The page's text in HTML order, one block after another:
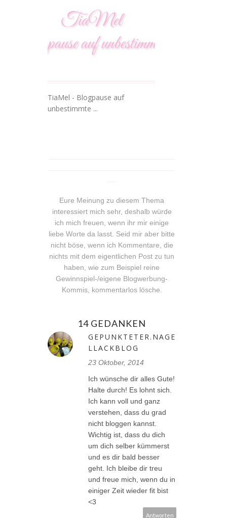
TiaMel - Blogpause auf
unbestimmte ...
Eure Meinung zu diesem Thema
interessiert mich sehr, deshalb würde
ich mich freuen, wenn ihr mir einige
liebe Worte da lasst. Seid mir aber bitte
nicht böse, wenn ich Kommentare, die
nichts mit dem eigentlichen Post zu tun
haben, wie zum Beispiel reine
Gewinnspiel-/eigene Blogwerbung-
Kommis, kommentarlos lösche.
14 GEDANKEN
GEPUNKTETER.NAGE
LLACKBLOG
23 Oktober, 2014
Ich wünsche dir alles Gute!
Halte durch! Es lohnt sich.
Ich kann voll und ganz
verstehen, dass du grad
nicht bloggen kannst.
Wichtig ist, dass du dich
um dich selber kümmerst
und es dir bald besser
geht. Ich bleibe dir treu
und freue mich, wenn du in
einiger Zeit wieder fit bist
<3
Antworten